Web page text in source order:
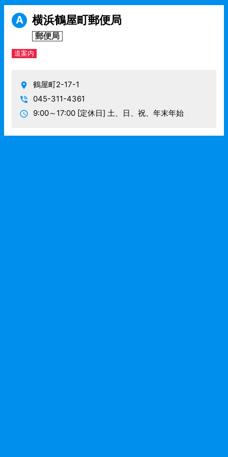
A 横浜鶴屋町郵便局
郵便局
道案内
鶴屋町2-17-1
045-311-4361
9:00～17:00 [定休日] 土、日、祝、年末年始